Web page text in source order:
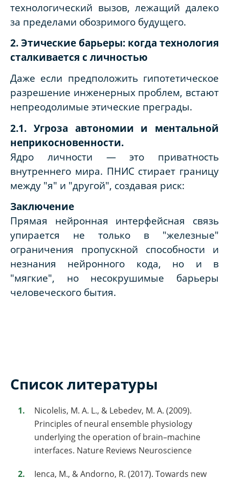
технологический вызов, лежащий далеко
за пределами обозримого будущего.
2. Этические барьеры: когда технология
сталкивается с личностью
Даже если предположить гипотетическое
разрешение инженерных проблем, встают
непреодолимые этические преграды.
2.1. Угроза автономии и ментальной
неприкосновенности.
Ядро личности — это приватность
внутреннего мира. ПНИС стирает границу
между "я" и "другой", создавая риск:
Заключение
Прямая нейронная интерфейсная связь
упирается не только в "железные"
ограничения пропускной способности и
незнания нейронного кода, но и в
"мягкие", но несокрушимые барьеры
человеческого бытия.
Список литературы
Nicolelis, M. A. L., & Lebedev, M. A. (2009).
Principles of neural ensemble physiology
underlying the operation of brain–machine
interfaces. Nature Reviews Neuroscience
Ienca, M., & Andorno, R. (2017). Towards new